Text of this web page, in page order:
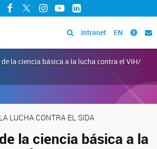
Facebook
TwitterInstagram
YouTubeLinkedIn
Intranet EN
la ciencia básica a la lucha contra el VIH/
LUCHA CONTRA EL SIDA
la ciencia básica a la